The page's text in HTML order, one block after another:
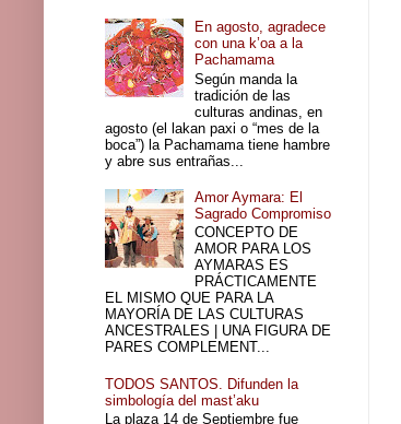
En agosto, agradece
con una k’oa a la
Pachamama
Según manda la
tradición de las
culturas andinas, en
agosto (el lakan paxi o “mes de la
boca”) la Pachamama tiene hambre
y abre sus entrañas...
Amor Aymara: El
Sagrado Compromiso
CONCEPTO DE
AMOR PARA LOS
AYMARAS ES
PRÁCTICAMENTE
EL MISMO QUE PARA LA
MAYORÍA DE LAS CULTURAS
ANCESTRALES | UNA FIGURA DE
PARES COMPLEMENT...
TODOS SANTOS. Difunden la
simbología del mast’aku
La plaza 14 de Septiembre fue